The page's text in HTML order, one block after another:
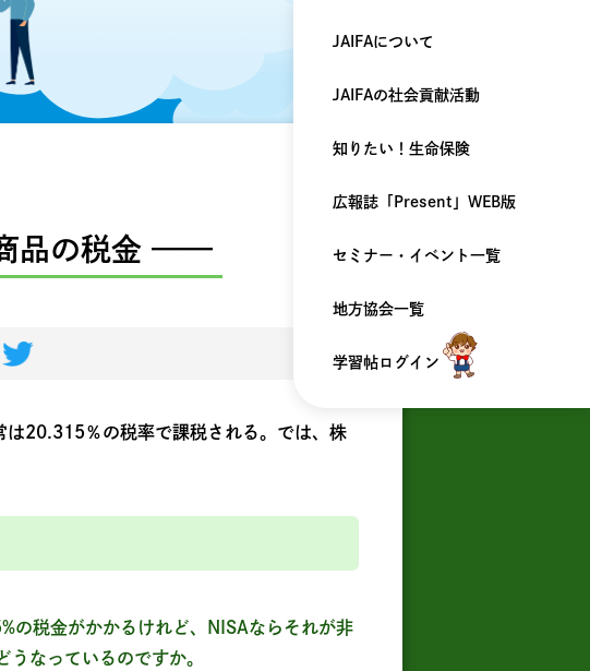
JAIFAについて
JAIFAの社会貢献活動
知りたい！ 生命保険
広報誌「Present」 WEB版
セミナー・ イベント一覧
地方協会一覧
学習帖ログイン
品の税金 ——
は20.315％の税率で課税される。では、株
の税金がかかるけれど、NISAならそれが非
なっているのですか。